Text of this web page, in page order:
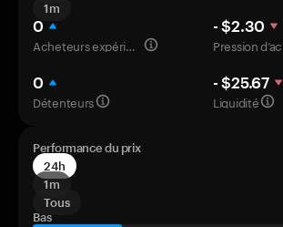
1m
0
Acheteurs expérimentés
- $2.30
Pression
0
Détenteurs
- $25.67
Liquidité
Performance du prix
24h
1m
Tous
Bas